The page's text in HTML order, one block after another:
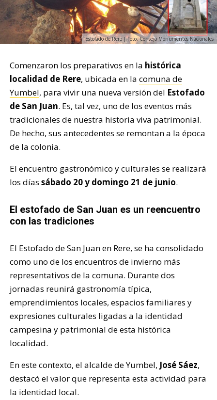
Estofado de Rere | Foto: Consejo Monumentos Nacionales
Comenzaron los preparativos en la histórica
localidad de Rere, ubicada en la comuna de
Yumbel, para vivir una nueva versión del Estofado
de San Juan. Es, tal vez, uno de los eventos más
tradicionales de nuestra historia viva patrimonial.
De hecho, sus antecedentes se remontan a la época
de la colonia.
El encuentro gastronómico y culturales se realizará
los días sábado 20 y domingo 21 de junio.
El estofado de San Juan es un reencuentro
con las tradiciones
El Estofado de San Juan en Rere, se ha consolidado
como uno de los encuentros de invierno más
representativos de la comuna. Durante dos
jornadas reunirá gastronomía típica,
emprendimientos locales, espacios familiares y
expresiones culturales ligadas a la identidad
campesina y patrimonial de esta histórica
localidad.
En este contexto, el alcalde de Yumbel, José Sáez,
destacó el valor que representa esta actividad para
la identidad local.